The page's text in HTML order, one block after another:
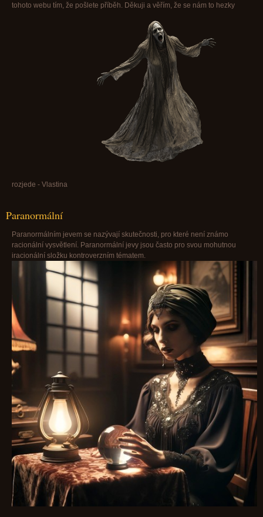
tohoto webu tím, že pošlete příběh. Děkuji a věřím, že se nám to hezky
rozjede - Vlastina
Paranormální
Paranormálním jevem se nazývají skutečnosti, pro které není známo
racionální vysvětlení. Paranormální jevy jsou často pro svou mohutnou
iracionální složku kontroverzním tématem.